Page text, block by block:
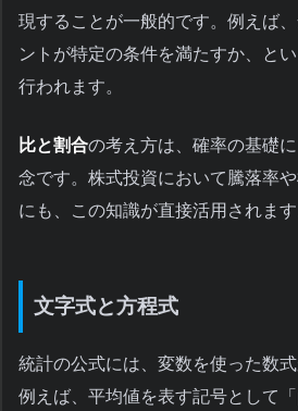
現することが一般的です。例えば
ントが特定の条件を満たすか、と
行われます。
比と割合の考え方は、確率の基礎
念です。株式投資において騰落率
にも、この知識が直接活用されます
文字式と方程式
統計の公式には、変数を使った数式
例えば、平均値を表す記号として